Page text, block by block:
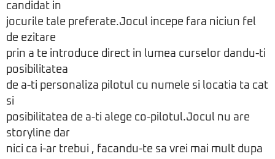
candidat in
jocurile tale preferate.Jocul incepe fara niciun fel
de ezitare
prin a te introduce direct in lumea curselor dandu-ti
posibilitatea
de a-ti personaliza pilotul cu numele si locatia ta cat
si
posibilitatea de a-ti alege co-pilotul.Jocul nu are
storyline dar
nici ca i-ar trebui , facandu-te sa vrei mai mult dupa